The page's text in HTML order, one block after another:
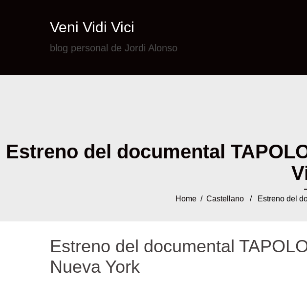
Veni Vidi Vici
blog personal de Jordi Alonso
Estreno del documental
Home / Castellano / Estreno del
Estreno del documental
Nueva York